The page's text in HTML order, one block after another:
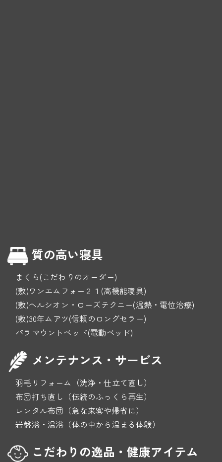
質の高い寝具
まくら(こだわりのオーダー)
(敷)ワンエムフォー２１(高機能寝具)
(敷)ヘルシオン・ローズテクニー(温熱・電位治療)
(敷)30年ムアツ(信頼のロングセラー)
パラマウントベッド(電動ベッド)
メンテナンス・サービス
羽毛リフォーム（洗浄・仕立て直し）
布団打ち直し（伝統のふっくら再生）
レンタル布団（急な来客や帰省に）
岩盤浴・温浴（体の中から温まる体験）
こだわりの逸品・健康アイテム